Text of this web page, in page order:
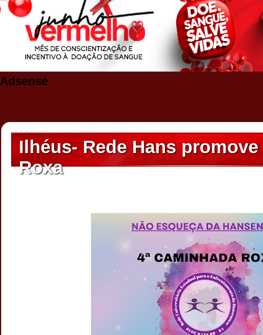
Adsense
Ilhéus- Rede Hans promove
Roxa